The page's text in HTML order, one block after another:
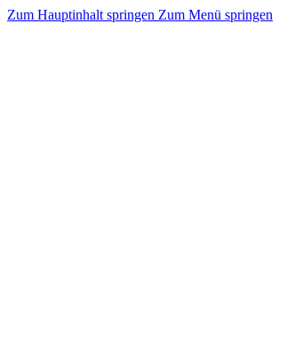
Zum Hauptinhalt springen Zum Menü springen